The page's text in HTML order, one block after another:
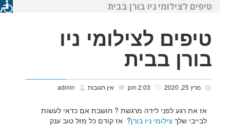
טיפים לצילומי ניו בורן בבית
טיפים לצילומי ניו
בורן בבית
מרץ 25, 2020 אין תגובות admin
אז את רגע לפני לידה מרגשת ? חושבת אם כדאי לעשות
לבייבי שלך צילומי ניו בורן? אז קודם כל מזל טוב ענק